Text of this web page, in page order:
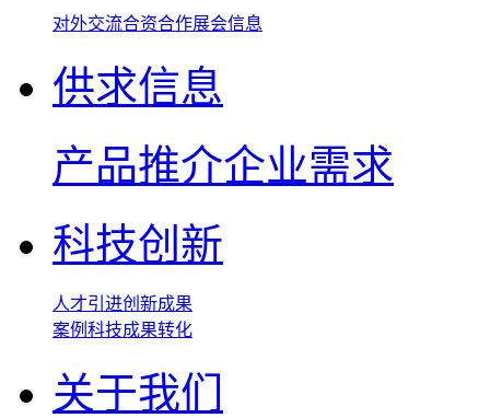
对外交流合资合作展会信息
供求信息
产品推介企业需求
科技创新
人才引进创新成果
案例 科技成果转化
关于我们